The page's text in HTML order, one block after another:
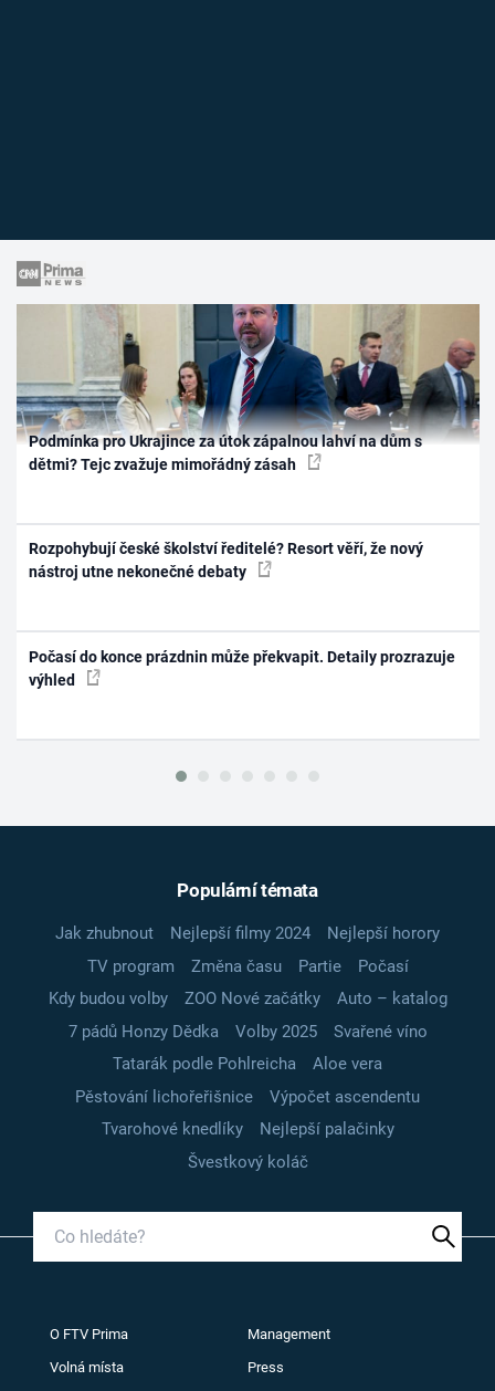
Podmínka pro Ukrajince za útok zápalnou lahví na dům s
dětmi? Tejc zvažuje mimořádný zásah
Rozpohybují české školství ředitelé? Resort věří, že nový
nástroj utne nekonečné debaty
Počasí do konce prázdnin může překvapit. Detaily prozrazuje
výhled
Populární témata
Jak zhubnout Nejlepší filmy 2024
Nejlepší horory
TV program
Změna času Partie
Počasí
Kdy budou volby
ZOO Nové začátky
Auto – katalog
7 pádů Honzy Dědka
Volby 2025
Svařené víno
Tatarák podle Pohlreicha
Aloe vera
Pěstování lichořeřišnice
Výpočet ascendentu
Tvarohové knedlíky
Nejlepší palačinky
Švestkový koláč
O FTV Prima Management
Volná místa Press